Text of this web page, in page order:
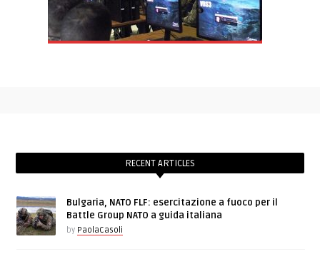
RECENT ARTICLES
Bulgaria, NATO FLF: esercitazione a fuoco per il
Battle Group NATO a guida italiana
by PaolaCasoli